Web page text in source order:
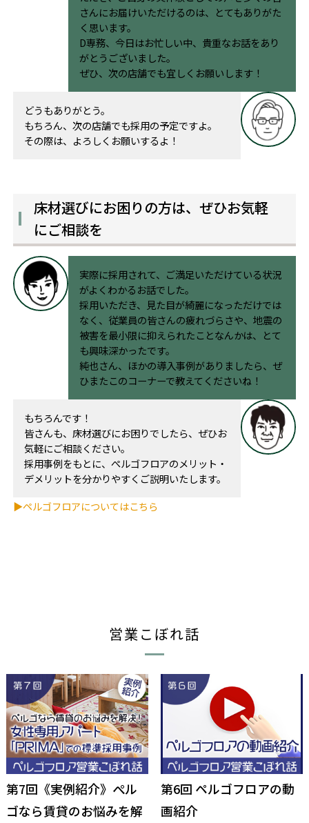
さんにお届けいただけるのは、とてもありがた
く思います。
D専務、今日はお忙しい中、貴重なお話をあり
がとうございました。
ぜひ、次の店舗でも宜しくお願いします！
どうもありがとう。
もちろん、次の店舗でも採用の予定ですよ。
その際は、よろしくお願いするよ！
床材選びにお困りの方は、ぜひお気軽
にご相談を
実際に採用されて、ご満足いただけている状況
がよくわかるお話でした。
採用いただき、見た目が綺麗になっただけでは
なく、従業員の皆さんの疲れづらさや、地震の
被害を最小限に抑えられたことなんかは、とて
も興味深かったです。
純也さん、ほかの導入事例がありましたら、ぜ
ひまたこのコーナーで教えてくださいね！
もちろんです！
皆さんも、床材選びにお困りでしたら、ぜひお
気軽にご相談ください。
採用事例をもとに、ぺルゴフロアのメリット・
デメリットを分かりやすくご説明いたします。
▶ペルゴフロアについてはこちら
営業こぼれ話
第7回《実例紹介》ぺル
ゴなら賃貸のお悩みを解
第6回 ペルゴフロアの動
画紹介